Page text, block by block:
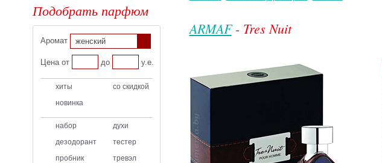
ARMAF- Tres Nuit
Подобрать парфюм
Аромат женский
Цена от до у.е.
хиты
со скидкой
новинка
набор
духи
дезодорант
тестер
пробник
тревэл